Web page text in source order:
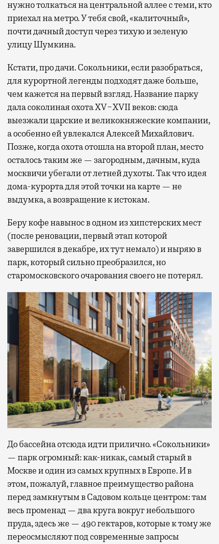
нужно толкаться на центральной аллее с теми, кто
приехал на метро. У тебя свой, «калиточный»,
почти дачный доступ через тихую и зеленую
улицу Шумкина.
Кстати, про дачи. Сокольники, если разобраться,
для курортной легенды подходят даже больше,
чем кажется на первый взгляд. Название парку
дала соколиная охота XV−XVII веков: сюда
выезжали царские и великокняжеские компании,
а особенно ей увлекался Алексей Михайлович.
Позже, когда охота отошла на второй план, место
осталось таким же — загородным, дачным, куда
москвичи убегали от летней духоты. Так что идея
дома-курорта для этой точки на карте — не
выдумка, а возвращение к истокам.
Беру кофе навынос в одном из хипстерских мест
(после реновации, первый этап которой
завершился в декабре, их тут немало) и ныряю в
парк, который сильно преобразился, но
старомосковского очарования своего не потерял.
До бассейна отсюда идти прилично. «Сокольники»
— парк огромный: как-никак, самый старый в
Москве и один из самых крупных в Европе. И в
этом, пожалуй, главное преимущество района
перед замкнутым в Садовом кольце центром: там
весь променад — два круга вокруг небольшого
пруда, здесь же — 490 гектаров, которые к тому же
переосмысляют под современные запросы